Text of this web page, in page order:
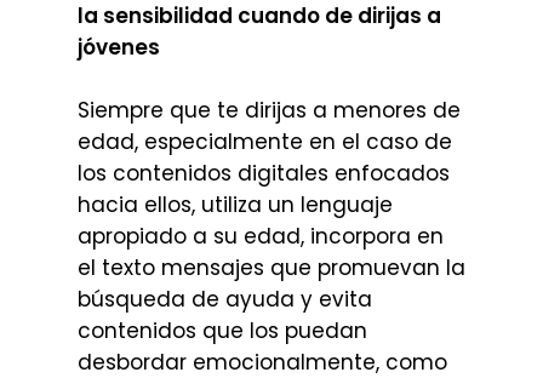
la sensibilidad cuando de dirijas a
jóvenes
Siempre que te dirijas a menores de
edad, especialmente en el caso de
los contenidos digitales enfocados
hacia ellos, utiliza un lenguaje
apropiado a su edad, incorpora en
el texto mensajes que promuevan la
búsqueda de ayuda y evita
contenidos que los puedan
desbordar emocionalmente, como